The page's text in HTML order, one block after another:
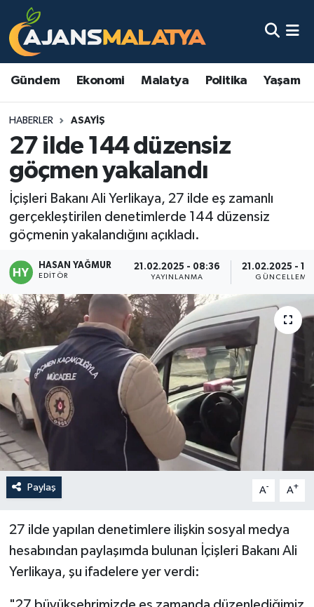
Gündem Ekonomi Malatya Politika Yaşam
HABERLER ASAYIŞ
27 ilde 144 düzensiz
göçmen yakalandı
İçişleri Bakanı Ali Yerlikaya, 27 ilde eş zamanlı
gerçekleştirilen denetimlerde 144 düzensiz
göçmenin yakalandığını açıkladı.
HASAN YAĞMUR
EDITÖR
21.02.2025 - 08:36
YAYINLANMA
21.02.2025 -
GÜNCELLEME
Paylaş A- A+
27 ilde yapılan denetimlere ilişkin sosyal medya
hesabından paylaşımda bulunan İçişleri Bakanı Ali
Yerlikaya, şu ifadelere yer verdi:
Asayiş
Eğitim
Gündem
Kadın
Kültür & Sanat
Magazin
Politika
Sağlık
Spor
Teknoloji
Yaşam
Malatya Nöbetçi Eczaneler
Malatya Namaz Vakitleri
Malatya Trafik Yoğunluk Haritası
TFF 3.Lig 2.Grup Puan Durumu ve Fikstür
Tüm Manşetler
Son Dakika Haberleri
Haber Arşivi